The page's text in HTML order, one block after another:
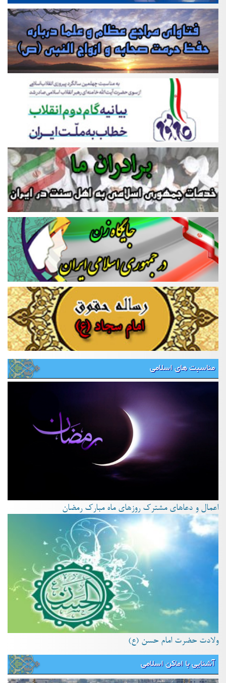
مناسبت های اسلامی
اعمال و دعاهای مشترک روزهای ماه مبارک رمضان
ولادت حضرت امام حسن (ع)
آشنایی با اماکن اسلامی